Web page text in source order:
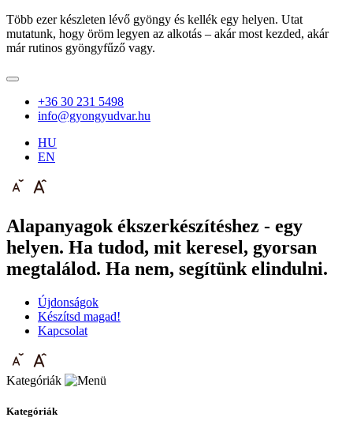
Több ezer készleten lévő gyöngy és kellék egy helyen. Utat
mutatunk, hogy öröm legyen az alkotás – akár most kezded, akár
már rutinos gyöngyfűző vagy.
+36 30 231 5498
info@gyongyudvar.hu
HU
EN
Alapanyagok ékszerkészítéshez - egy
helyen. Ha tudod, mit keresel, gyorsan
megtalálod. Ha nem, segítünk elindulni.
Újdonságok
Készítsd magad!
Kapcsolat
Kategóriák
Kategóriák